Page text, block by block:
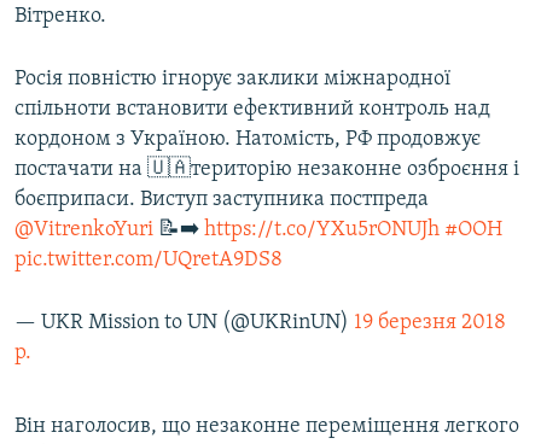
Вітренко.
Росія повністю ігнорує заклики міжнародної
спільноти встановити ефективний контроль над
кордоном з Україною. Натомість, РФ продовжує
постачати на 🇺🇦територію незаконне озброєння і
боєприпаси. Виступ заступника постпреда
@VitrenkoYuri 📝➡️ https://t.co/YXu5rONUJh #ООН
pic.twitter.com/UQretA9DS8
— UKR Mission to UN (@UKRinUN) 19 березня 2018
р.
Він наголосив, що незаконне переміщення легкого